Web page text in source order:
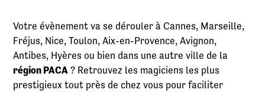
Votre évènement va se dérouler à Cannes, Marseille,
Fréjus, Nice, Toulon, Aix-en-Provence, Avignon,
Antibes, Hyères ou bien dans une autre ville de la
région PACA ? Retrouvez les magiciens les plus
prestigieux tout près de chez vous pour faciliter